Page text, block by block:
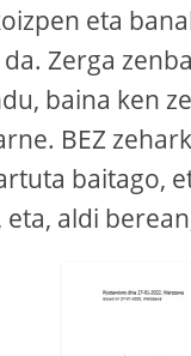
eta
Zerga
baina ken
BEZ
baitago,
eta, aldi